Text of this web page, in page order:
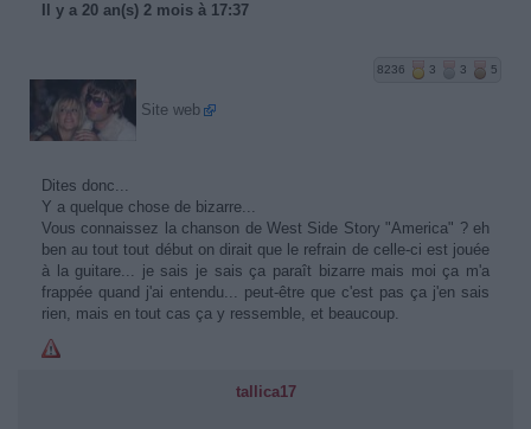
Il y a 20 an(s) 2 mois à 17:37
8236 3 3 5
Site web
Dites donc...
Y a quelque chose de bizarre...
Vous connaissez la chanson de West Side Story "America" ? eh
ben au tout tout début on dirait que le refrain de celle-ci est jouée
à la guitare... je sais je sais ça paraît bizarre mais moi ça m'a
frappée quand j'ai entendu... peut-être que c'est pas ça j'en sais
rien, mais en tout cas ça y ressemble, et beaucoup.
tallica17